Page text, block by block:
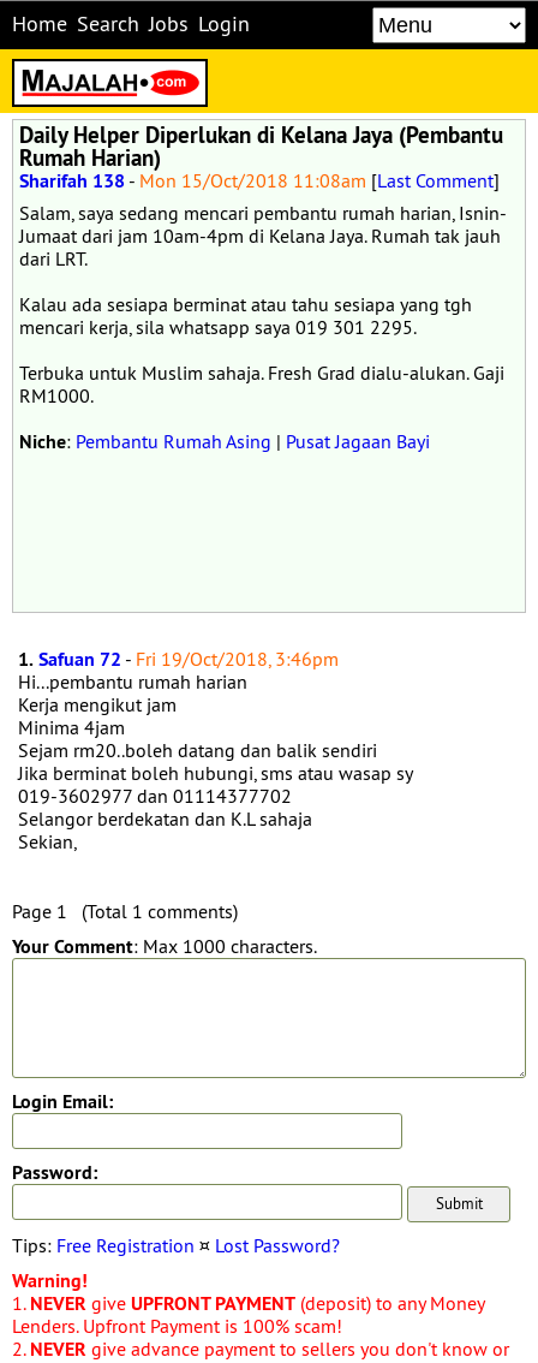
Home Search Jobs Login
Daily Helper Diperlukan di Kelana Jaya (Pembantu
Rumah Harian)
Sharifah 138 - Mon 15/Oct/2018 11:08am [Last Comment]
Salam, saya sedang mencari pembantu rumah harian, Isnin-
Jumaat dari jam 10am-4pm di Kelana Jaya. Rumah tak jauh
dari LRT.
Kalau ada sesiapa berminat atau tahu sesiapa yang tgh
mencari kerja, sila whatsapp saya 019 301 2295.
Terbuka untuk Muslim sahaja. Fresh Grad dialu-alukan. Gaji
RM1000.
Niche: Pembantu Rumah Asing | Pusat Jagaan Bayi
1.Safuan 72 - Fri 19/Oct/2018, 3:46pm
Hi...pembantu rumah harian
Kerja mengikut jam
Minima 4jam
Sejam rm20..boleh datang dan balik sendiri
Jika berminat boleh hubungi, sms atau wasap sy
019-3602977 dan 01114377702
Selangor berdekatan dan K.L sahaja
Sekian,
Page 1 (Total 1 comments)
Your Comment: Max 1000 characters.
Login Email:
Password:
Tips: Free Registration ¤ Lost Password?
Warning!
1. NEVER give UPFRONT PAYMENT (deposit) to any Money
Lenders. Upfront Payment is 100% scam!
2. NEVER give advance payment to sellers you don't know or